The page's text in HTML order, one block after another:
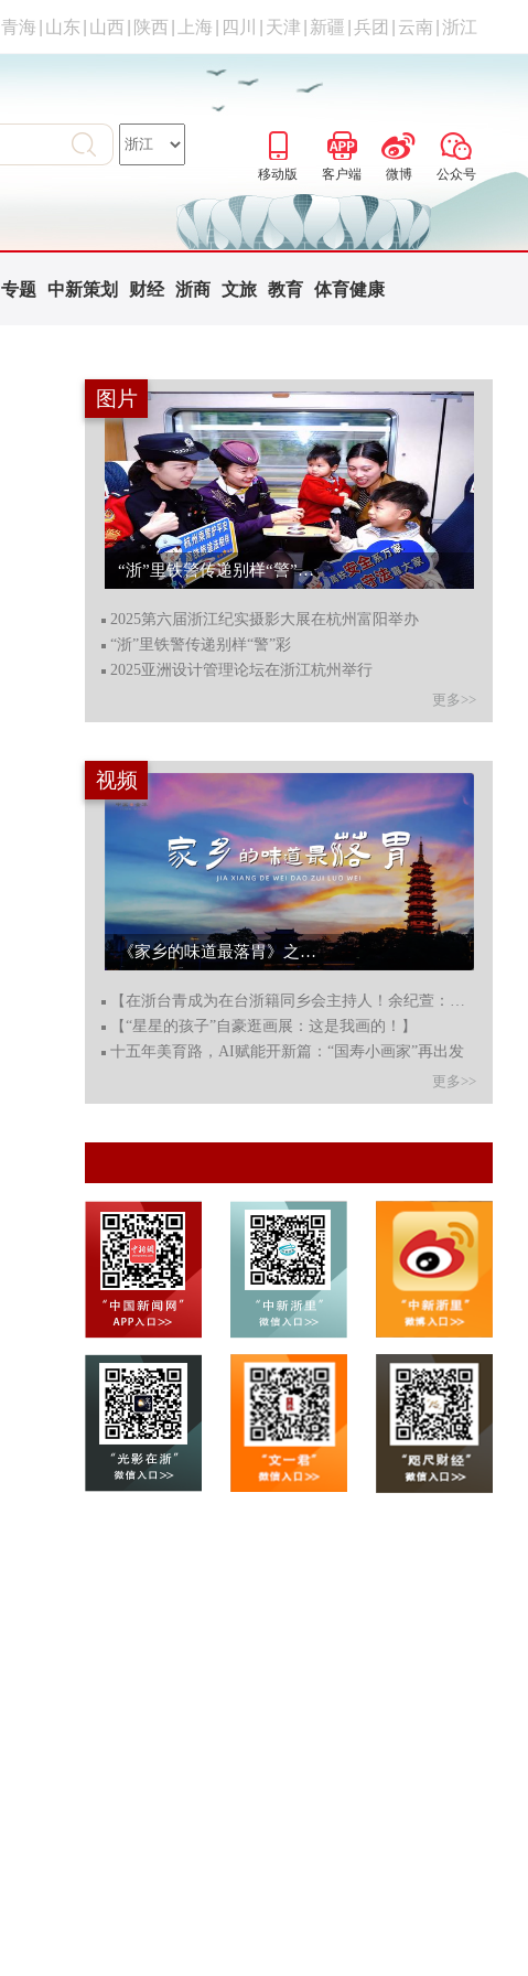
青海 山东 山西 陕西 上海 四川 天津 新疆 兵团 云南 浙江
移动版 客户端 微博 公众号
专题 中新策划 财经 浙商 文旅 教育 体育健康
图片
“浙”里铁警传递别样“警”彩...
2025第六届浙江纪实摄影大展在杭州富阳举办
“浙”里铁警传递别样“警”彩
2025亚洲设计管理论坛在浙江杭州举行
更多>>
视频
《家乡的味道最落胃》之磐安药膳...
【在浙台青成为在台浙籍同乡会主持人！余纪萱：特别有缘
【“星星的孩子”自豪逛画展：这是我画的！】
十五年美育路，AI赋能开新篇：“国寿小画家”再出发
更多>>